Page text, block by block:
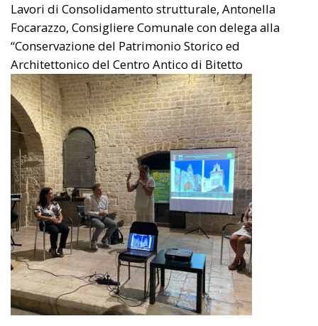
Lavori di Consolidamento strutturale, Antonella
Focarazzo, Consigliere Comunale con delega alla
“Conservazione del Patrimonio Storico ed
Architettonico del Centro Antico di Bitetto